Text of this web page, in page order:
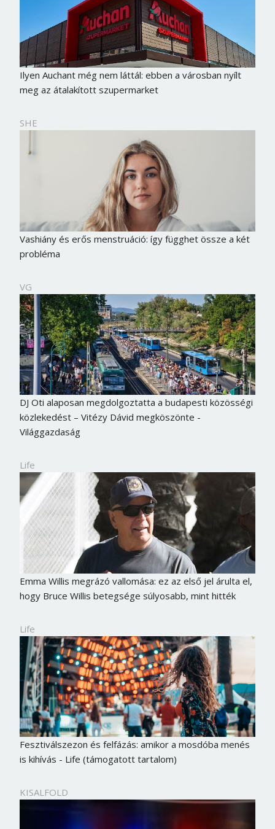
Ilyen Auchant még nem láttál: ebben a városban nyílt
meg az átalakított szupermarket
SHE
Vashiány és erős menstruáció: így függhet össze a két
probléma
VG
DJ Oti alaposan megdolgoztatta a budapesti közösségi
közlekedést – Vitézy Dávid megköszönte -
Világgazdaság
Life
Emma Willis megrázó vallomása: ez az első jel árulta el,
hogy Bruce Willis betegsége súlyosabb, mint hitték
Life
Fesztiválszezon és felfázás: amikor a mosdóba menés
is kihívás - Life (támogatott tartalom)
KISALFOLD
Borsonline bejelentkezés
E-mail cím vagy felhasználónév